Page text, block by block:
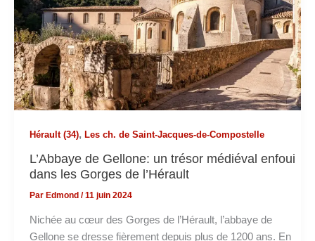
Hérault (34), Les ch. de Saint-Jacques-de-Compostelle
L’Abbaye de Gellone: un trésor médiéval enfoui
dans les Gorges de l’Hérault
Par Edmond /11 juin 2024
Nichée au cœur des Gorges de l’Hérault, l’abbaye de
Gellone se dresse fièrement depuis plus de 1200 ans. En